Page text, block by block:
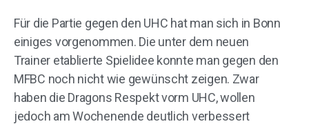
Für die Partie gegen den UHC hat man sich in Bonn
einiges vorgenommen. Die unter dem neuen
Trainer etablierte Spielidee konnte man gegen den
MFBC noch nicht wie gewünscht zeigen. Zwar
haben die Dragons Respekt vorm UHC, wollen
jedoch am Wochenende deutlich verbessert